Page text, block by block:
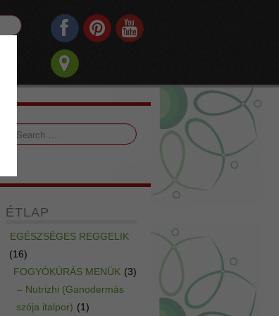
ÉTLAP
EGÉSZSÉGES REGGELIK
(16)
FOGYÓKÚRÁS MENÜK (3)
– Nutrizhi (Ganodermás
szója italpor) (1)